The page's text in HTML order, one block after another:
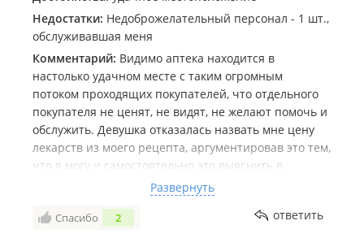
Недостатки: Недоброжелательный персонал - 1 шт.,
обслуживавшая меня
Комментарий: Видимо аптека находится в
настолько удачном месте с таким огромным
потоком проходящих покупателей, что отдельного
покупателя не ценят, не видят, не желают помочь и
обслужить. Девушка отказалась назвать мне цену
лекарств из моего рецепта, аргументировав это тем,
что я могу и самостоятельно это выяснить в
интернете. Ну, тогда я смогла самостоятельно дойти
до соседней аптеки и отовариться там. Жаль, что
этой аптекой теперь буду пользоваться в крайнем
Развернуть
Спасибо 2 ответить